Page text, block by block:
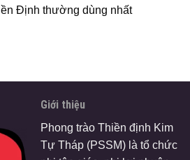
Định thường dùng nhất
Giới thiệu
Phong trào Thiền định Kim
Tự Tháp (PSSM) là tổ chức